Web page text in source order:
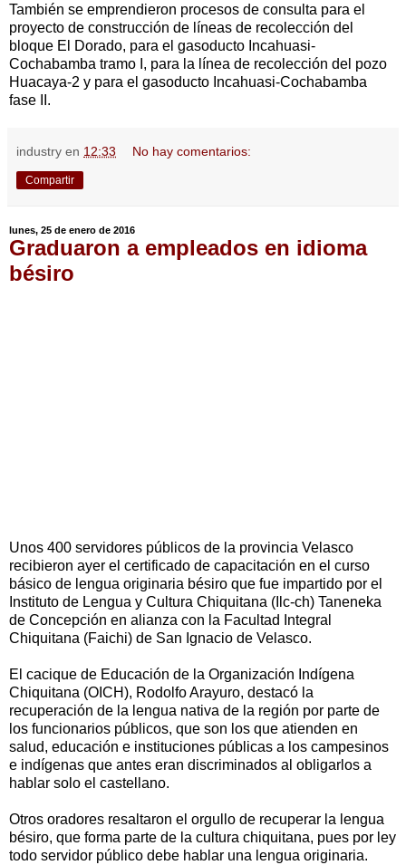
También se emprendieron procesos de consulta para el
proyecto de construcción de líneas de recolección del
bloque El Dorado, para el gasoducto Incahuasi-
Cochabamba tramo I, para la línea de recolección del pozo
Huacaya-2 y para el gasoducto Incahuasi-Cochabamba
fase II.
industry en 12:33 No hay comentarios:
Compartir
lunes, 25 de enero de 2016
Graduaron a empleados en idioma
bésiro
Unos 400 servidores públicos de la provincia Velasco
recibieron ayer el certificado de capacitación en el curso
básico de lengua originaria bésiro que fue impartido por el
Instituto de Lengua y Cultura Chiquitana (Ilc-ch) Taneneka
de Concepción en alianza con la Facultad Integral
Chiquitana (Faichi) de San Ignacio de Velasco.
El cacique de Educación de la Organización Indígena
Chiquitana (OICH), Rodolfo Arayuro, destacó la
recuperación de la lengua nativa de la región por parte de
los funcionarios públicos, que son los que atienden en
salud, educación e instituciones públicas a los campesinos
e indígenas que antes eran discriminados al obligarlos a
hablar solo el castellano.
Otros oradores resaltaron el orgullo de recuperar la lengua
bésiro, que forma parte de la cultura chiquitana, pues por ley
todo servidor público debe hablar una lengua originaria.